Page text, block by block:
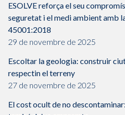
ESOLVE reforça el seu
seguretat i el medi ambient amb
45001:2018
29 de novembre de 2025
Escoltar la geologia: construir
respectin el terreny
27 de novembre de 2025
El cost ocult de no